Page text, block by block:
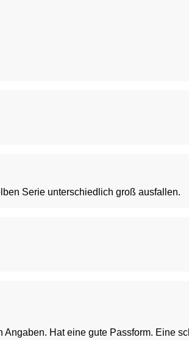
Serie unterschiedlich groß ausfallen.
Eine schicke Form, wenn man schlank ist, aber